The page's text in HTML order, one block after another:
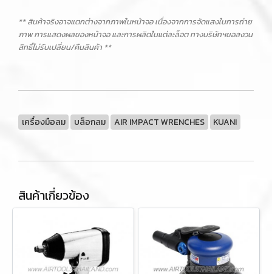
** สินค้าจริงอาจแตกต่างจากภาพในหน้าจอ เนื่องจากการจัดแสงในการถ่าย
ภาพ การแสดงผลของหน้าจอ และการผลิตในแต่ละล็อต ทางบริษัทฯขอสงวน
สิทธิ์ไม่รับเปลี่ยน/คืนสินค้า **
เครื่องมือลม บล็อกลม AIR IMPACT WRENCHES KUANI
สินค้าเกี่ยวข้อง